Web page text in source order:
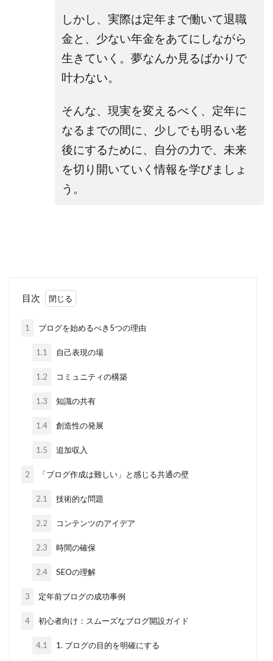
しかし、実際は定年まで働いて退職
金と、少ない年金をあてにしながら
生きていく。夢なんか見るばかりで
叶わない。
そんな、現実を変えるべく、定年に
なるまでの間に、少しでも明るい老
後にするために、自分の力で、未来
を切り開いていく情報を学びましょ
う。
目次
1 ブログを始めるべき5つの理由
1.1 自己表現の場
1.2 コミュニティの構築
1.3 知識の共有
1.4 創造性の発展
1.5 追加収入
2 「ブログ作成は難しい」と感じる共通の壁
2.1 技術的な問題
2.2 コンテンツのアイデア
2.3 時間の確保
2.4 SEOの理解
3 定年前ブログの成功事例
4 初心者向け：スムーズなブログ開設ガイド
4.1 1. ブログの目的を明確にする